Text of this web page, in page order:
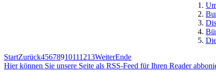
StartZurück45678910111213WeiterEnde
Hier können Sie unsere Seite als RSS-Feed für Ihren Reader